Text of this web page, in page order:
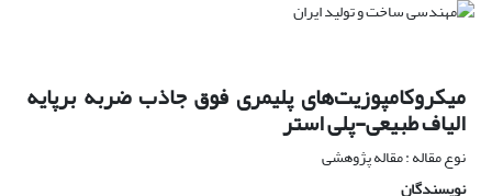
میکروکامپوزیت‌های پلیمری فوق جاذب ضربه برپایه
الیاف طبیعی-پلی استر
نوع مقاله : مقاله پژوهشی
نویسندگان